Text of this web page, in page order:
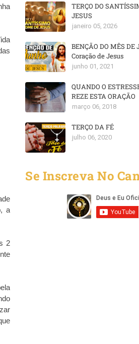
a
2
TERÇO DO
JESUS
janeiro 05, 2026
BENÇÃO DO MÊS DE
Coração de Jesus
junho 01, 2021
QUANDO O
REZE ESTA ORAÇÃO
março 06, 2018
TERÇO DA FÉ
julho 06, 2020
Se Inscreva No